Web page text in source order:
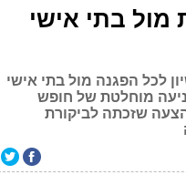
מול בתי אישי
לכל הפגנה מול בתי אישי
מוחלטת של חופש
שזכתה לביקורת